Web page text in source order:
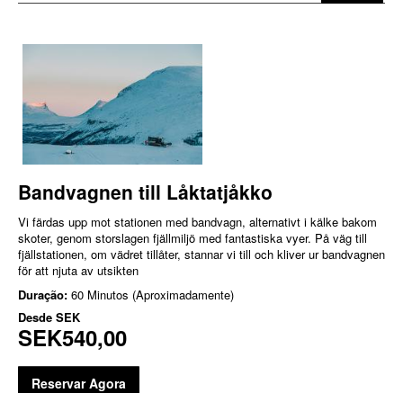
Bandvagnen till Låktatjåkko
Vi färdas upp mot stationen med bandvagn, alternativt i kälke bakom
skoter, genom storslagen fjällmiljö med fantastiska vyer. På väg till
fjällstationen, om vädret tillåter, stannar vi till och kliver ur bandvagnen
för att njuta av utsikten
Duração: 60 Minutos (Aproximadamente)
Desde SEK
SEK540,00
Reservar Agora